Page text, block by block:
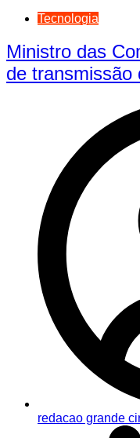
Tecnologia
Ministro das
de transmissão
redacao grande